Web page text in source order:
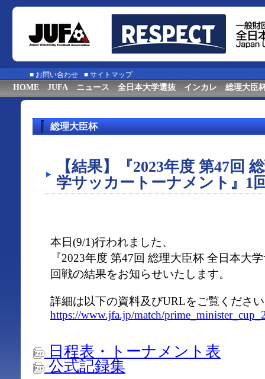
■ お問い合わせ ■ サイトマップ
HOME JUFA ニュース 全日本大学選抜 インカレ 総理大臣
総理大臣杯
【結果】『2023年度 第47回
学サッカートーナメント』1
本日(9/1)行われました、
『2023年度 第47回 総理大臣杯 全日本大
回戦の結果をお知らせいたします。
詳細は以下の資料及びURLをご覧くださ
https://www.jfa.jp/match/
日程表・トーナメント表
公式記録集